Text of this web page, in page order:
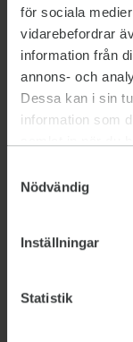
för sociala
vidarebefordrar
information från
annons- och
Dessa kan i sin
information som
Nödvändig
Inställningar
Statistik
sessions are
Dressing room